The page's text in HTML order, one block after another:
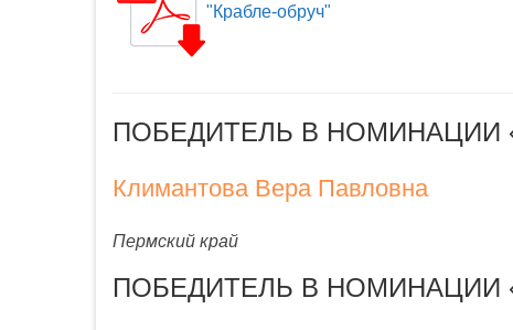
"Крабле-обруч"
ПОБЕДИТЕЛЬ В НОМИНАЦИИ
Климантова Вера Павловна
Пермский край
ПОБЕДИТЕЛЬ В НОМИНАЦИИ